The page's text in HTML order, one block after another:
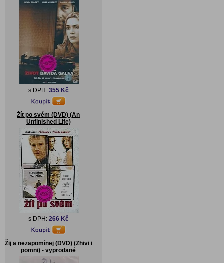
s DPH: 355 Kč
Žít po svém (DVD) (An
Unfinished Life)
s DPH: 266 Kč
Žij a nezapomínej (DVD) (Zhivi i
pomni) - vyprodané